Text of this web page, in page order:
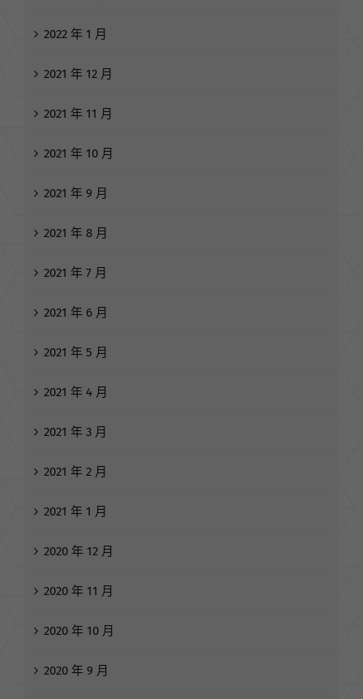
2022 年 3 月
2022 年 1 月
2021 年 12 月
2021 年 11 月
2021 年 10 月
2021 年 9 月
2021 年 8 月
2021 年 7 月
2021 年 6 月
2021 年 5 月
2021 年 4 月
2021 年 3 月
2021 年 2 月
2021 年 1 月
2020 年 12 月
2020 年 11 月
2020 年 10 月